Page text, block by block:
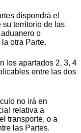
dispondrá el
su territorio de las
o
otra Parte.
los apartados 2, 3, 4
entre las dos
no irá en
relativa a
transporte, o a
las Partes.